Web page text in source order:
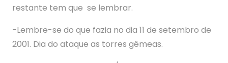
restante tem que se lembrar.
-Lembre-se do que fazia no dia 11 de setembro de
2001. Dia do ataque as torres gêmeas.